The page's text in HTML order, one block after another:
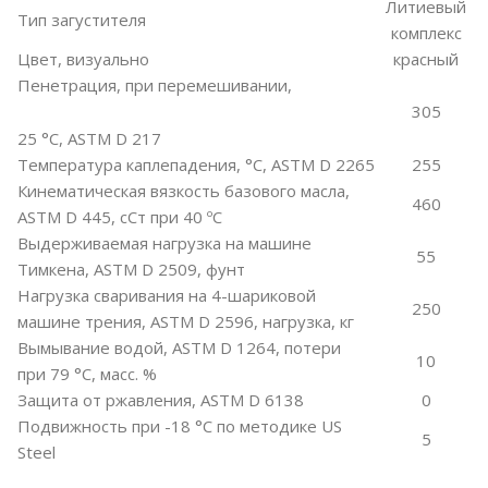
Тип загустителя
Литиевый
комплекс
Цвет, визуально
красный
Пенетрация, при перемешивании,
25 °С, ASTM D 217
305
Температура каплепадения, °С, ASTM D 2265
255
Кинематическая вязкость базового масла,
ASTM D 445, сСт при 40 ºC
460
Выдерживаемая нагрузка на машине
Тимкена, ASTM D 2509, фунт
55
Нагрузка сваривания на 4-шариковой
машине трения, ASTM D 2596, нагрузка, кг
250
Вымывание водой, ASTM D 1264, потери
при 79 °С, масс. %
10
Защита от ржавления, ASTM D 6138
0
Подвижность при -18 °С по методике US
Steel
5